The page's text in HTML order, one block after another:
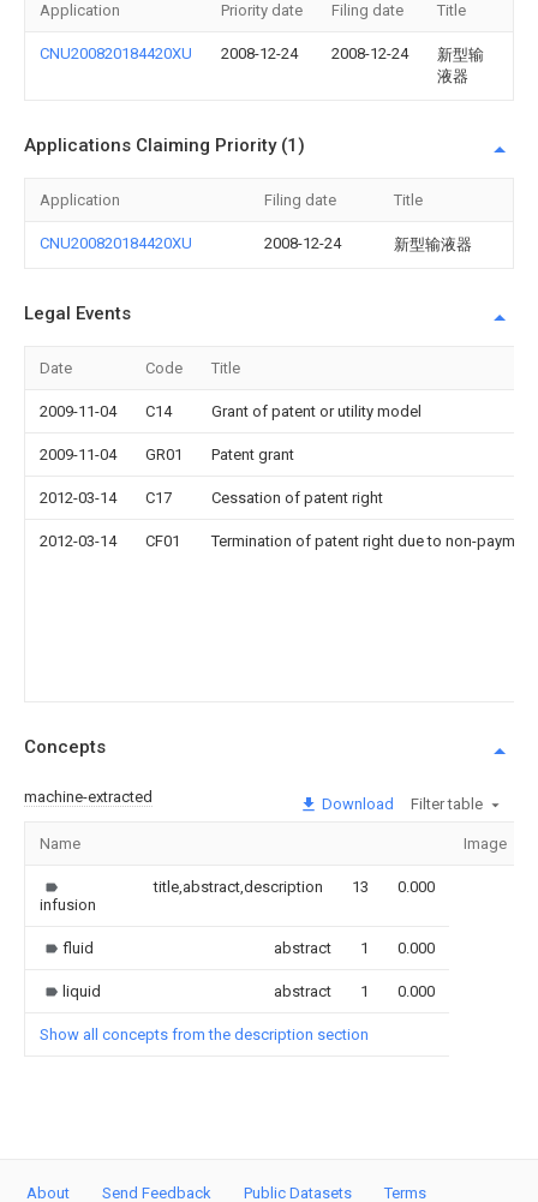
Application Priority date Filing date Title
CNU200820184420XU 2008-12-24 2008-12-24
新型输
液器
Applications Claiming Priority (1)
Application Filing date Title
CNU200820184420XU 2008-12-24 新型输液器
Legal Events
Date Code Title
2009-11-04 C14 Grant of patent or utility model
2009-11-04 GR01 Patent grant
2012-03-14 C17 Cessation of patent right
2012-03-14 CF01 Termination of patent right due to non-
Concepts
machine-extracted Download Filter table
Name Image
infusion
title,abstract,description 13 0.000
fluid abstract 1 0.000
liquid abstract 1 0.000
Show all concepts from the description section
About Send Feedback Public Datasets Terms